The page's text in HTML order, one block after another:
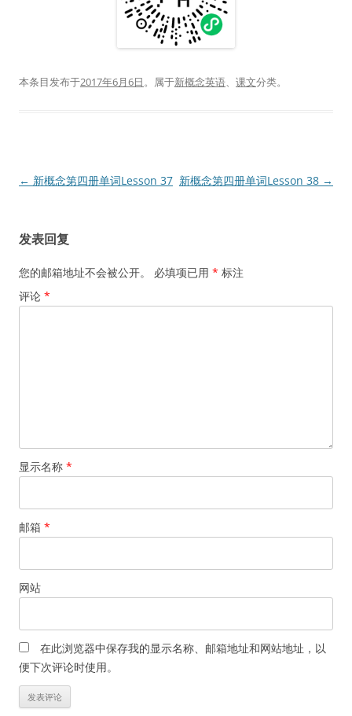
本条目发布于2017年6月6日。属于新概念英语、 课文分类。
文
航
← 新概念第四册单词Lesson 37 新概念第四册单词Lesson 38 →
发表回复
您的邮箱地址不会被公开。 必填项已用 * 标注
评论 *
显示名称 *
邮箱 *
网站
在此浏览器中保存我的显示名称、邮箱地址和网站地址，以
便下次评论时使用。